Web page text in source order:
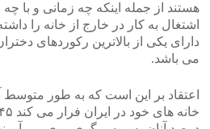
هستند از جمله اینکه چه زمانی و با چه
اشتغال به کار در خارج از خانه را
دارای یکی از بالاترین رکوردهای
می باشد.
اعتقاد بر این است که به طور متوسط